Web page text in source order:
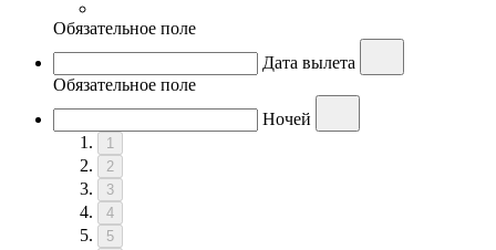
Обязательное поле
Дата вылета
Обязательное поле
Ночей
1
2
3
4
5